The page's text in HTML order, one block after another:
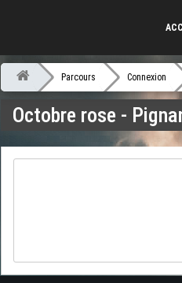
Parcours Connexion
Octobre rose -